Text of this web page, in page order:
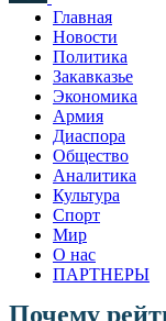
Главная
Новости
Политика
Закавказье
Экономика
Армия
Диаспора
Общество
Аналитика
Культура
Спорт
Мир
О нас
ПАРТНЕРЫ
Почему